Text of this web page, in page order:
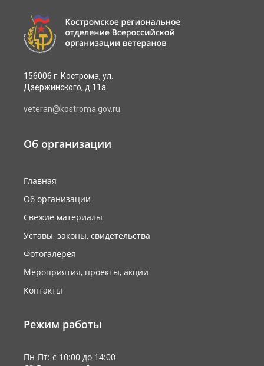
156006 г. Кострома, ул.
Дзержинского, д.11а
veteran@kostroma.gov.ru
Об организации
Главная
Об организации
Свежие материалы
Уставы, законы, свидетельства
Фотогалерея
Мероприятия, проекты, акции
Контакты
Режим работы
Пн-Пт: с 10:00 до 14:00